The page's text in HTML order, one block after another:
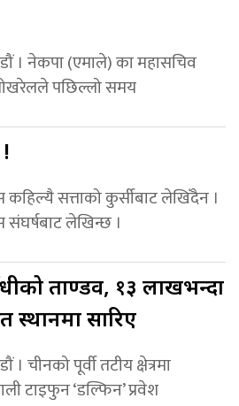
। नेकपा (एमाले) का महासचिव
पछिल्लो समय
कहिल्यै सत्ताको कुर्सीबाट लेखिँदैन ।
संघर्षबाट लेखिन्छ ।
ताण्डव, १३ लाखभन्दा
स्थानमा सारिए
। चीनको पूर्वी तटीय क्षेत्रमा
टाइफुन ‘डल्फिन’ प्रवेश